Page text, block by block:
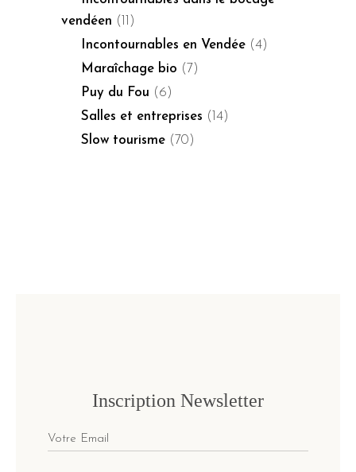
vendéen (11)
Incontournables en Vendée(4)
Maraîchage bio (7)
Puy du Fou (6)
Salles et entreprises (14)
Slow tourisme(70)
Inscription Newsletter